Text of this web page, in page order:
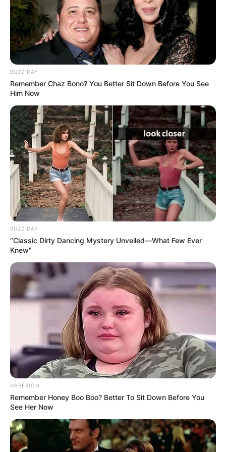
Angebote für Behinderte
Aussichtstürme
Kletterparks
Tier- und Zooparks
Fremdenverkehrsamt und Tourist Information
Weitere Informationen über Bad Wörishofen im
Internet:
Hotels in Bad Wörishofen
www.bad-woerishofen.info
de.wikipedia.org/
wiki/Bad Wörishofen
Kauf- und Lesetipps:
Reiseführer Bad Wörishofen
Puzzle
Deutschlandweit Veranstaltung kostenlos
eintragen:
Bilderfreigabe: Die Bilder dieser Seite dürfen unter
bestimmten Bedingungen für private und kommerzielle
Zwecke kostenlos benutzt werden. Weiteres siehe
BUZZ DAY
Remember Chaz Bono? You Better Sit Down Before You See
Him Now
BUZZ DAY
“Classic Dirty Dancing Mystery Unveiled—What Few Ever
Knew"
HABERION
Remember Honey Boo Boo? Better To Sit Down Before You
See Her Now